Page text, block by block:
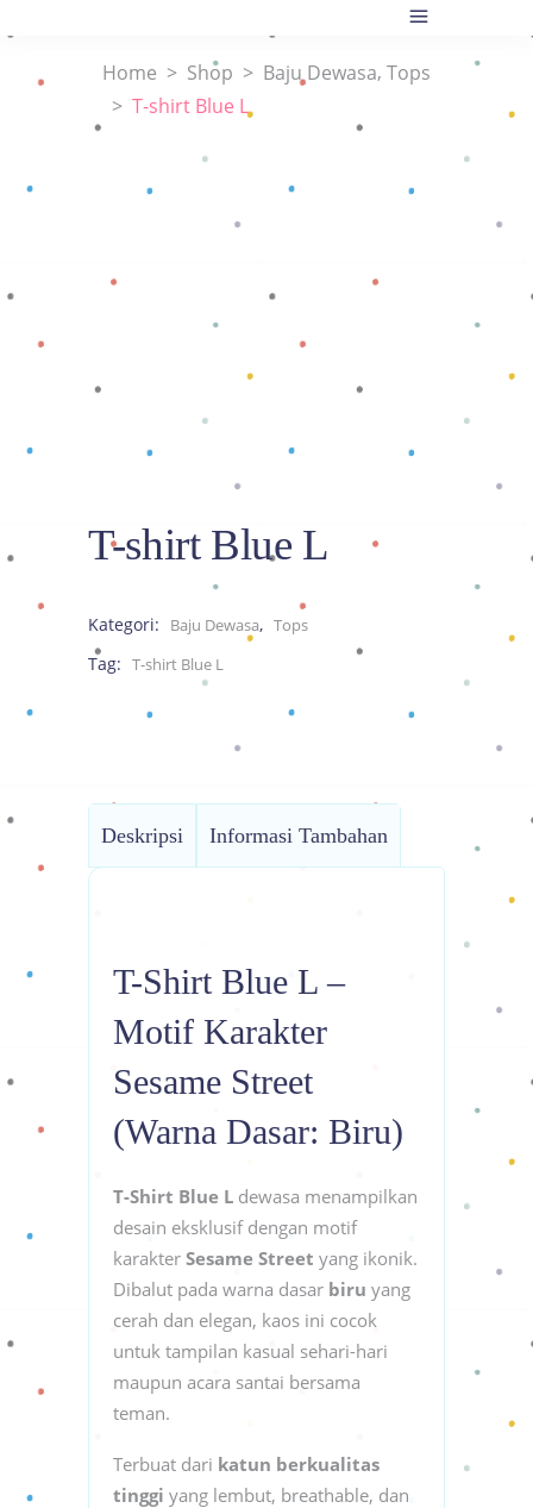
Home > Shop > Baju Dewasa, Tops
> T-shirt Blue L
T-shirt Blue L
Kategori: Baju Dewasa, Tops
Tag: T-shirt Blue L
Deskripsi Informasi Tambahan
T-Shirt Blue L –
Motif Karakter
Sesame Street
(Warna Dasar: Biru)
T-Shirt Blue L dewasa menampilkan
desain eksklusif dengan motif
karakter Sesame Street yang ikonik.
Dibalut pada warna dasar biru yang
cerah dan elegan, kaos ini cocok
untuk tampilan kasual sehari-hari
maupun acara santai bersama
teman.
Terbuat dari katun berkualitas
tinggi yang lembut, breathable, dan